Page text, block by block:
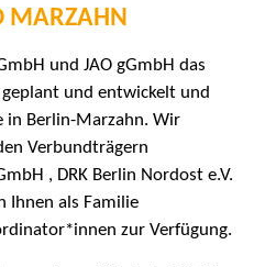
MARZAHN
und JAO gGmbH das
und entwickelt und
in Berlin-Marzahn. Wir
Verbundträgern
, DRK Berlin Nordost e.V.
Ihnen als Familie
zur Verfügung.